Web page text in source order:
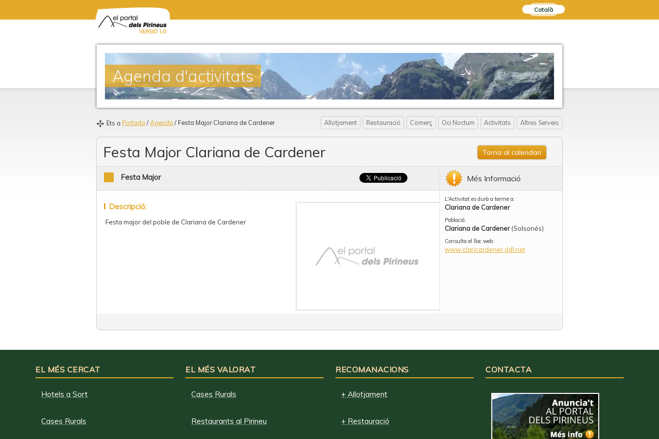
Català
Agenda d'activitats
Ets a Portada / Agenda / Festa Major Clariana de Cardener Allotjament Restauració Comerç Oci Nocturn Activitats Altres Serveis
Festa Major Clariana de Cardener Torna al calendari
Festa Major
Descripció:
Festa major del poble de Clariana de Cardener
Més Informació
L'Activitat es durà a terme a:
Clariana de Cardener
Població:
Clariana de Cardener (Solsonés)
Consulta el lloc web:
www.claricardener.ddl.net
EL MÉS CERCAT
Hotels a Sort
Cases Rurals
EL MÉS VALORAT
Cases Rurals
Restaurants al Pirineu
RECOMANACIONS
+ Allotjament
+ Restauració
CONTACTA